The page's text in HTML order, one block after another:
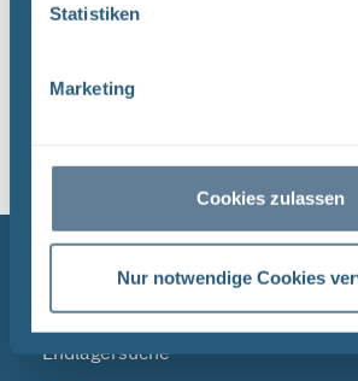
Statistiken
Marketing
Cookies zulassen
Nur notwendige Cookies
NAVIGATION
BGE
Endlagersuche